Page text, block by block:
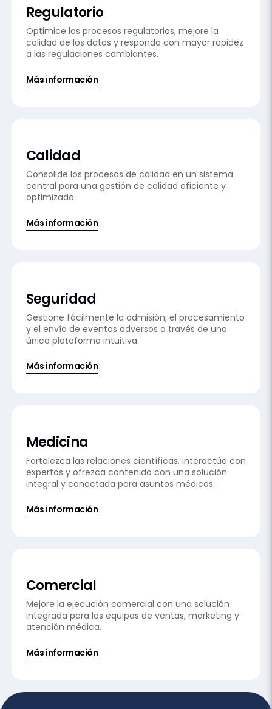
Regulatorio
Optimice los procesos regulatorios, mejore la
calidad de los datos y responda con mayor rapidez
a las regulaciones cambiantes.
Más información
Calidad
Consolide los procesos de calidad en un sistema
central para una gestión de calidad eficiente y
optimizada.
Más información
Seguridad
Gestione fácilmente la admisión, el procesamiento
y el envío de eventos adversos a través de una
única plataforma intuitiva.
Más información
Medicina
Fortalezca las relaciones científicas, interactúe con
expertos y ofrezca contenido con una solución
integral y conectada para asuntos médicos.
Más información
Comercial
Mejore la ejecución comercial con una solución
integrada para los equipos de ventas, marketing y
atención médica.
Más información